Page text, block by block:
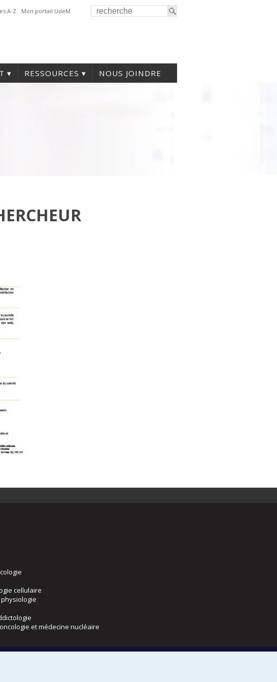
A-Z Mon portail UdeM
RESSOURCES NOUS JOINDRE
cellulaire
et médecine nucléaire